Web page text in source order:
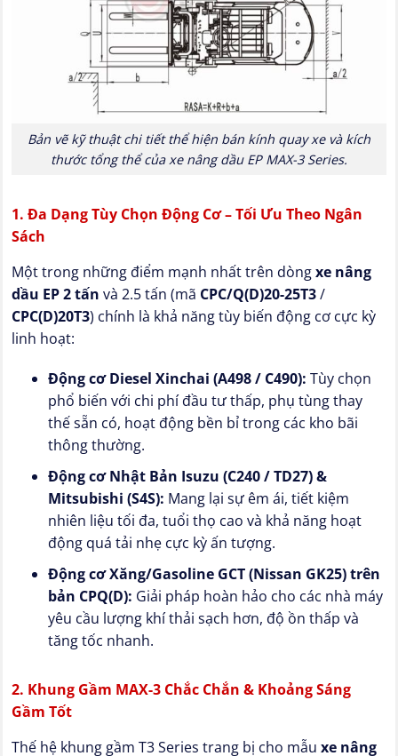
Bản vẽ kỹ thuật chi tiết thể hiện bán kính quay xe và kích
thước tổng thể của xe nâng dầu EP MAX-3 Series.
1. Đa Dạng Tùy Chọn Động Cơ – Tối Ưu Theo Ngân
Sách
Một trong những điểm mạnh nhất trên dòngxe nâng
dầu EP 2 tấn và 2.5 tấn (mã CPC/Q(D)20-25T3/
CPC(D)20T3) chính là khả năng tùy biến động cơ cực kỳ
linh hoạt:
Động cơ Diesel Xinchai (A498 / C490): Tùy chọn
phổ biến với chi phí đầu tư thấp, phụ tùng thay
thế sẵn có, hoạt động bền bỉ trong các kho bãi
thông thường.
Động cơ Nhật Bản Isuzu (C240 / TD27) &
Mitsubishi (S4S): Mang lại sự êm ái, tiết kiệm
nhiên liệu tối đa, tuổi thọ cao và khả năng hoạt
động quá tải nhẹ cực kỳ ấn tượng.
Động cơ Xăng/Gasoline GCT (Nissan GK25) trên
bản CPQ(D): Giải pháp hoàn hảo cho các nhà máy
yêu cầu lượng khí thải sạch hơn, độ ồn thấp và
tăng tốc nhanh.
2. Khung Gầm MAX-3 Chắc Chắn & Khoảng Sáng
Gầm Tốt
Thế hệ khung gầm T3 Series trang bị cho mẫu xe nâng